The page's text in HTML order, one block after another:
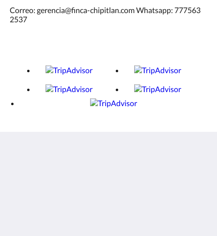
Correo: gerencia@finca-chipitlan.com Whatsapp: 777563
2537